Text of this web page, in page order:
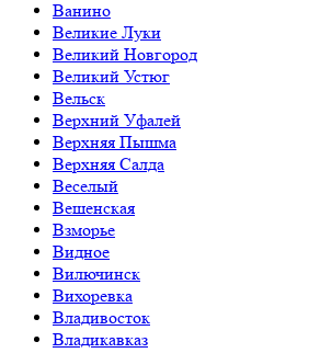
Ванино
Великие Луки
Великий Новгород
Великий Устюг
Вельск
Верхний Уфалей
Верхняя Пышма
Верхняя Салда
Веселый
Вешенская
Взморье
Видное
Вилючинск
Вихоревка
Владивосток
Владикавказ